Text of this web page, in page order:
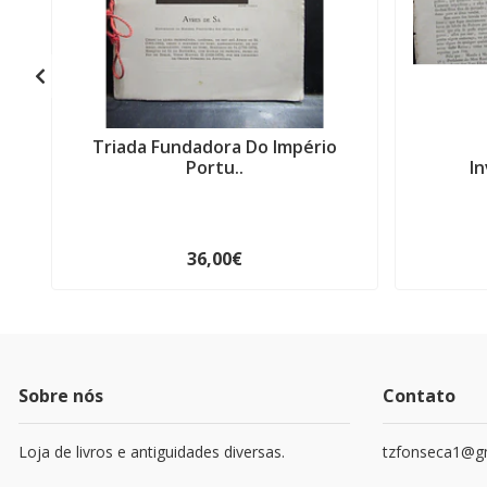
Triada Fundadora Do Império
Portu..
36,00€
Sobre nós
Loja de livros e antiguidades diversas.
Contato